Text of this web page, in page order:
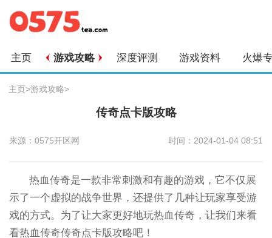
主页 游戏攻略 深度评测 游戏资料 火爆
主页>游戏攻略>
传奇点卡版攻略
来源：0575开区网 时间：2024-01-04 08:51
热血传奇是一款非常刺激和有趣的游戏，它不仅展
示了一个虚拟的战争世界，还提供了几种让玩家享受游
戏的方式。为了让大家更好地玩热血传奇，让我们来看
看热血传奇传奇点卡版攻略吧！